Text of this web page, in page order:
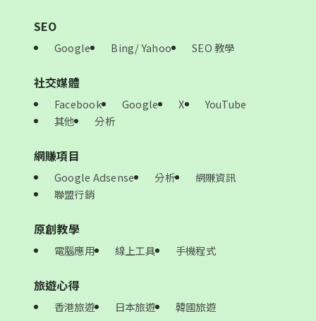
SEO
Google Bing/ Yahoo SEO 教學
社交媒體
Facebook Google X
YouTube
其他
分析
網賺項目
Google Adsense 分析
網賺資訊
聯盟行銷
原創教學
電腦應用 線上工具 手機程式
旅遊心得
香港旅遊 日本旅遊 韓國旅遊